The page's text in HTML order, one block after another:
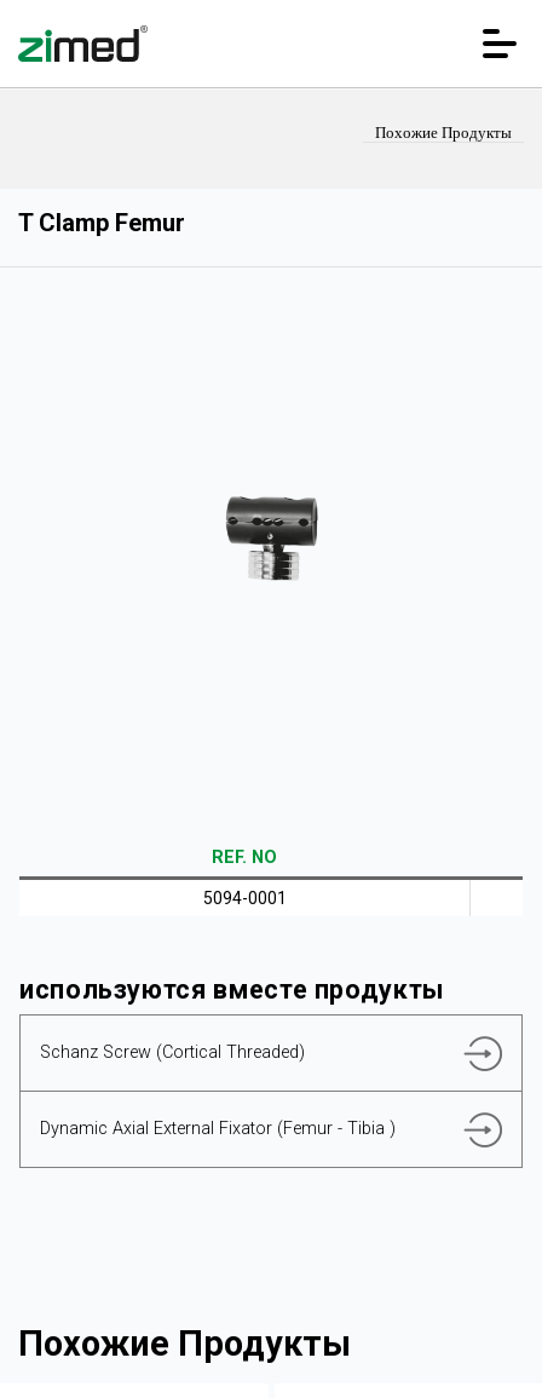
Корпоративный
РЕСУРСЫ
Русский
Похожие Продукты
T Clamp Femur
REF. NO
5094-0001
используются вместе продукты
Schanz Screw (Cortical Threaded)
Dynamic Axial External Fixator (Femur - Tibia )
Похожие Продукты